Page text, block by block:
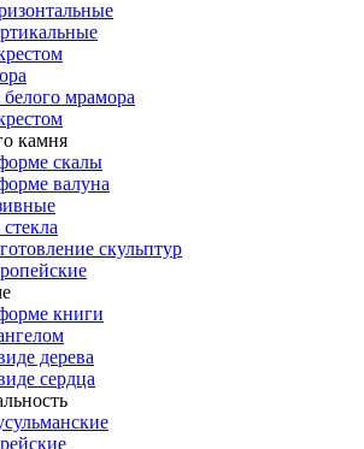
мрамора
камня
скалы
валуна
скульптур
книги
дерева
сердца